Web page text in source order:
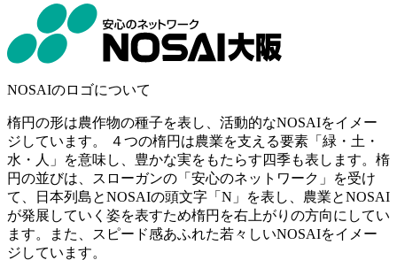
NOSAIのロゴについて
楕円の形は農作物の種子を表し、活動的なNOSAIをイメー
ジしています。 ４つの楕円は農業を支える要素「緑・土・
水・人」を意味し、豊かな実をもたらす四季も表します。楕
円の並びは、スローガンの「安心のネットワーク」を受け
て、日本列島とNOSAIの頭文字「N」を表し、農業とNOSAI
が発展していく姿を表すため楕円を右上がりの方向にしてい
ます。また、スピード感あふれた若々しいNOSAIをイメー
ジしています。